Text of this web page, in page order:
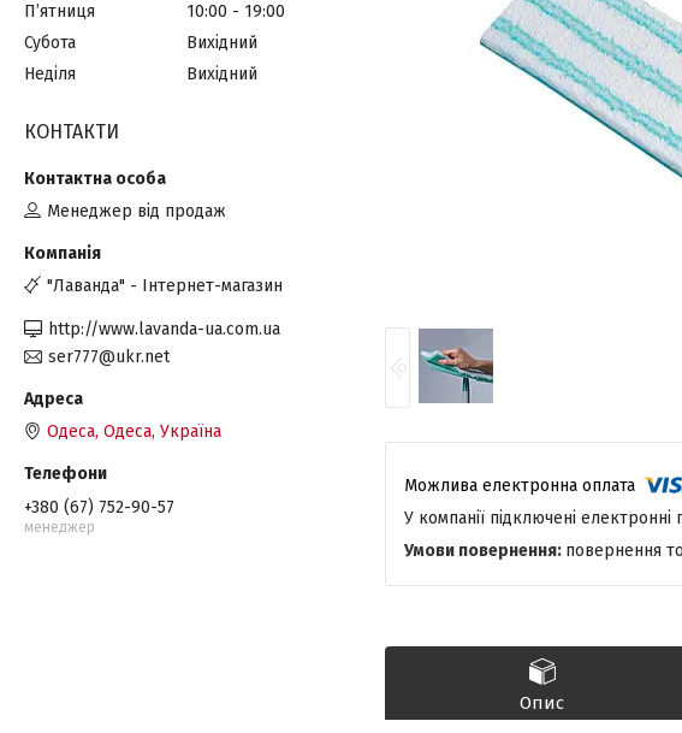
У компанії підключені
повернення
Опис
Пʼятниця
10:00
19:00
Субота
Вихідний
Неділя
Вихідний
КОНТАКТИ
Менеджер від продаж
"Лаванда" - Інтернет-магазин
http://www.lavanda-ua.com.ua
ser777@ukr.net
Одеса, Одеса, Україна
+380 (67) 752-90-57
менеджер